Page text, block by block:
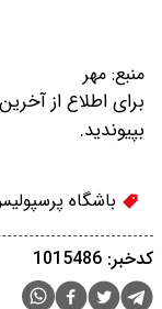
منبع: مهر
برای اطلاع از
بپیوندید.
باشگاه
کدخبر: 1015486